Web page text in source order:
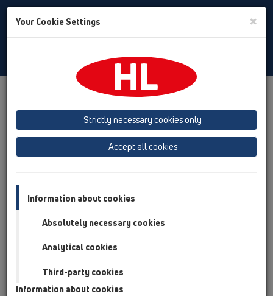
Toggle
přehled produktů 13 Podlahy
Mřížky
HL67 HL67
Příslušenství
Your Cookie Settings ×
Strictly necessary cookies only
Accept all cookies
Information about cookies
Absolutely necessary cookies
Analytical cookies
Third-party cookies
Information about cookies